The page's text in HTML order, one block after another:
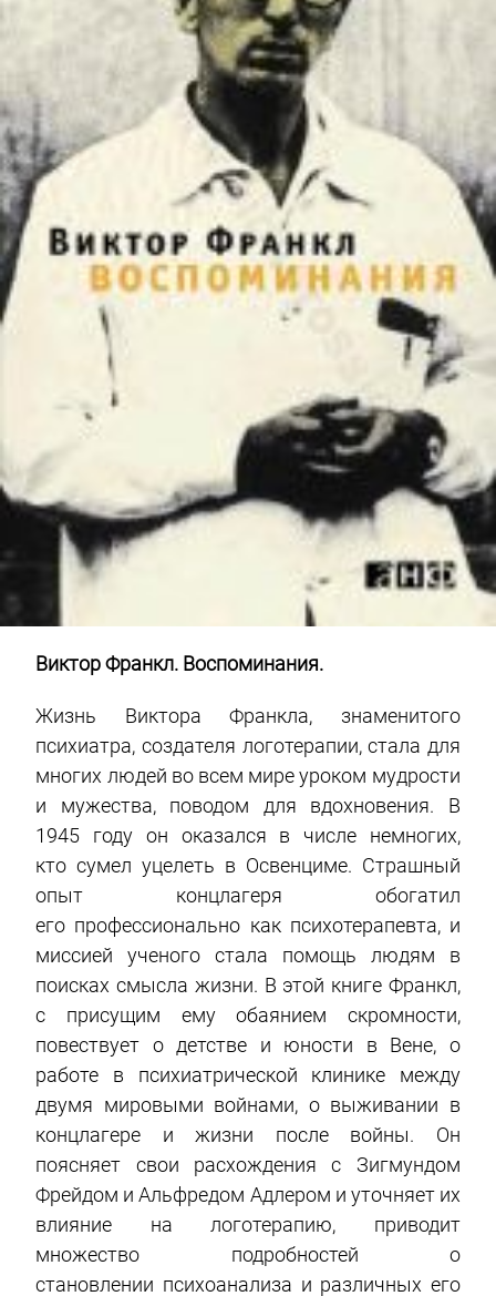
Виктор Франкл. Воспоминания.
Жизнь Виктора Франкла, знаменитого
психиатра, создателя логотерапии, стала для
многих людей во всем мире уроком мудрости
и мужества, поводом для вдохновения. В
1945 году он оказался в числе немногих,
кто сумел уцелеть в Освенциме. Страшный
опыт концлагеря обогатил
его профессионально как психотерапевта, и
миссией ученого стала помощь людям в
поисках смысла жизни. В этой книге Франкл,
с присущим ему обаянием скромности,
повествует о детстве и юности в Вене, о
работе в психиатрической клинике между
двумя мировыми войнами, о выживании в
концлагере и жизни после войны. Он
поясняет свои расхождения с Зигмундом
Фрейдом и Альфредом Адлером и уточняет их
влияние на логотерапию, приводит
множество подробностей о
становлении психоанализа и различных его